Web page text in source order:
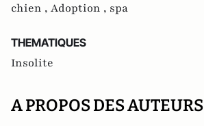
chien , Adoption , spa
THEMATIQUES
Insolite
A PROPOS DES AUTEURS